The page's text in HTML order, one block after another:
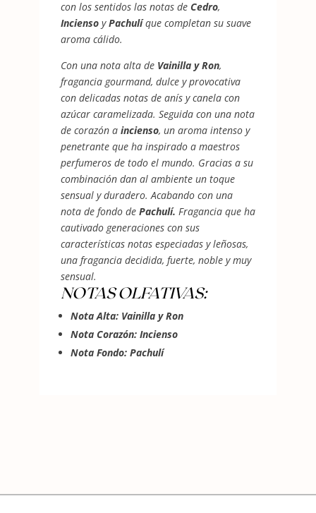
con los sentidos las notas de Cedro,
Incienso yPachulíque completan su suave
aroma cálido.
Con una nota alta de Vainilla y Ron,
fragancia gourmand, dulce y provocativa
con delicadas notas de anís y canela con
azúcar caramelizada. Seguida con una nota
de corazón a incienso, un aroma intenso y
penetrante que ha inspirado a maestros
perfumeros de todo el mundo. Gracias a su
combinación dan al ambiente un toque
sensual y duradero. Acabando con una
nota de fondo de Pachulí. Fragancia que ha
cautivado generaciones con sus
características notas especiadas y leñosas,
una fragancia decidida, fuerte, noble y muy
sensual.
NOTAS OLFATIVAS:
Nota Alta: Vainilla y Ron
Nota Corazón: Incienso
Nota Fondo: Pachulí